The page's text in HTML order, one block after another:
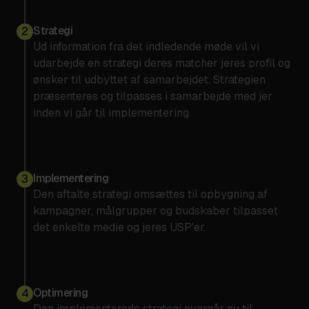
Jagttegn.net
Camilla Thor Kastbjerg
Verificeret Trustpilot-anmeldelse
Det er et samarbejde, som jeg er meget glad
for. Dels for den interne løbende sparring og
optimering, men i den grad også de resultater,
der bliver skabt. Jeg gav 6 stjerner, hvis jeg
2 Strategi
Ud information fra det indledende møde vil vi
udarbejde en strategi deres matcher jeres profil og
ønsker til udbyttet af samarbejdet. Strategien
præsenteres og tilpasses i samarbejde med jer
inden vi går til implementering.
3 Implementering
Den aftalte strategi omsættes til opbygning af
kampagner, målgrupper og budskaber tilpasset
det enkelte medie og jeres USP'er.
4 Optimering